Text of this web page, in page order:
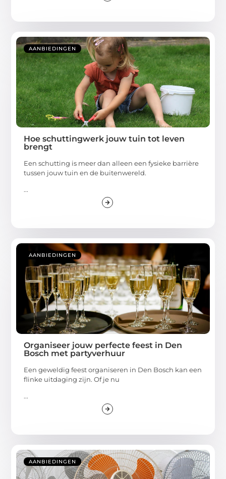
AANBIEDINGEN
Hoe schuttingwerk jouw tuin tot leven
brengt
Een schutting is meer dan alleen een fysieke barrière
tussen jouw tuin en de buitenwereld.
...
AANBIEDINGEN
Organiseer jouw perfecte feest in Den
Bosch met partyverhuur
Een geweldig feest organiseren in Den Bosch kan een
flinke uitdaging zijn. Of je nu
...
AANBIEDINGEN